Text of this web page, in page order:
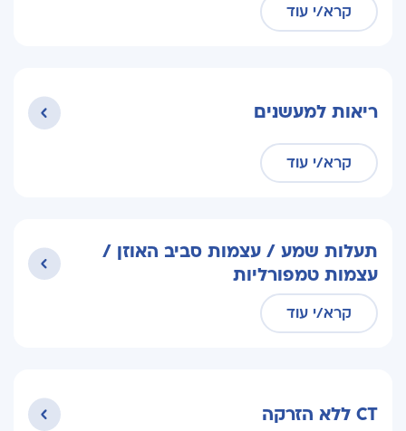
קרא/י עוד
ריאות למעשנים
קרא/י עוד
תעלות שמע / עצמות סביב האוזן /
עצמות טמפורליות
קרא/י עוד
CT ללא הזרקה